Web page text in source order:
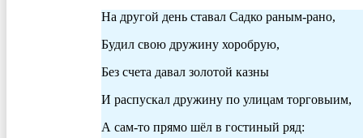
На другой день ставал Садко раным-рано,
Будил свою дружину хоробрую,
Без счета давал золотой казны
И распускал дружину по улицам торговыим,
А сам-то прямо шёл в гостиный ряд: